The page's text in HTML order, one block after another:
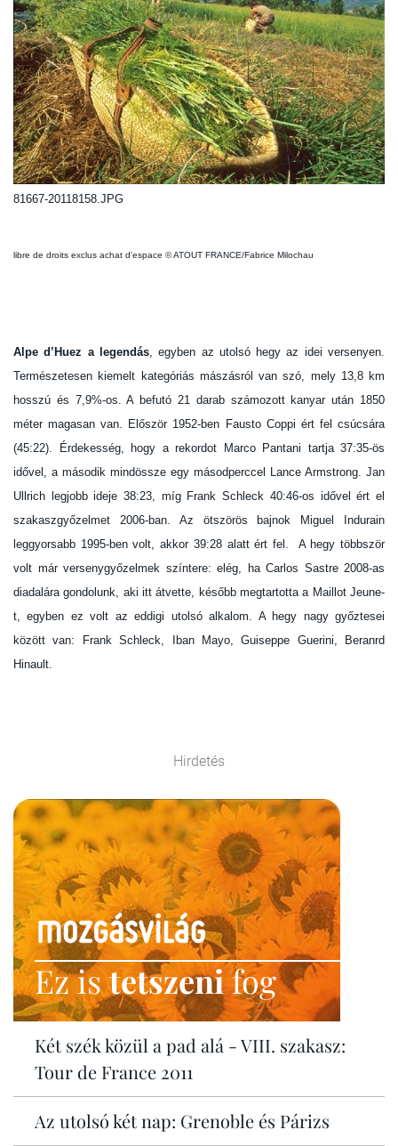
81667-20118158.JPG
libre de droits exclus achat d'espace © ATOUT FRANCE/Fabrice Milochau
Alpe d’Huez a legendás, egyben az utolsó hegy az idei versenyen.
Természetesen kiemelt kategóriás mászásról van szó, mely 13,8 km
hosszú és 7,9%-os. A befutó 21 darab számozott kanyar után 1850
méter magasan van. Először 1952-ben Fausto Coppi ért fel csúcsára
(45:22). Érdekesség, hogy a rekordot Marco Pantani tartja 37:35-ös
idővel, a második mindössze egy másodperccel Lance Armstrong. Jan
Ullrich legjobb ideje 38:23, míg Frank Schleck 40:46-os idővel ért el
szakaszgyőzelmet 2006-ban. Az ötszörös bajnok Miguel Indurain
leggyorsabb 1995-ben volt, akkor 39:28 alatt ért fel. A hegy többször
volt már versenygyőzelmek színtere: elég, ha Carlos Sastre 2008-as
diadalára gondolunk, aki itt átvette, később megtartotta a Maillot Jeune-
t, egyben ez volt az eddigi utolsó alkalom. A hegy nagy győztesei
között van: Frank Schleck, Iban Mayo, Guiseppe Guerini, Beranrd
Hinault.
Hirdetés
Ez istetszenifog
Két szék közül a pad alá - VIII. szakasz:
Tour de France 2011
Az utolsó két nap: Grenoble és Párizs